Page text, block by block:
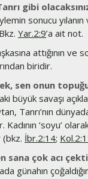
gibi
sonucu
Bkz. Yar.2:9’a ait not.
attığının
biridir.
sen onun
büyük savaşı
Tanrı’nın
‘soyu’
İbr.2:14;
sana çok acı
günahın